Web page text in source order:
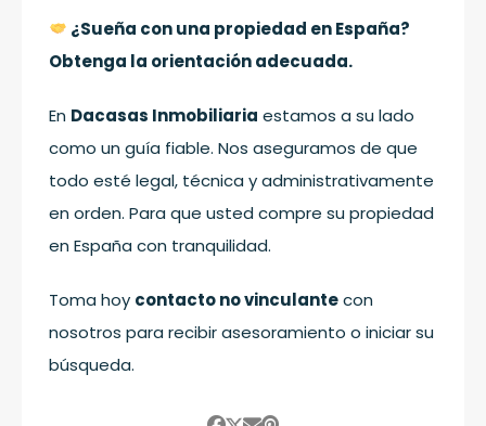
¿Sueña con una propiedad en España?
Obtenga la orientación adecuada.
En Dacasas Inmobiliaria estamos a su lado
como un guía fiable. Nos aseguramos de que
todo esté legal, técnica y administrativamente
en orden. Para que usted compre su propiedad
en España con tranquilidad.
Toma hoy contacto no vinculantecon
nosotros para recibir asesoramiento o iniciar su
búsqueda.